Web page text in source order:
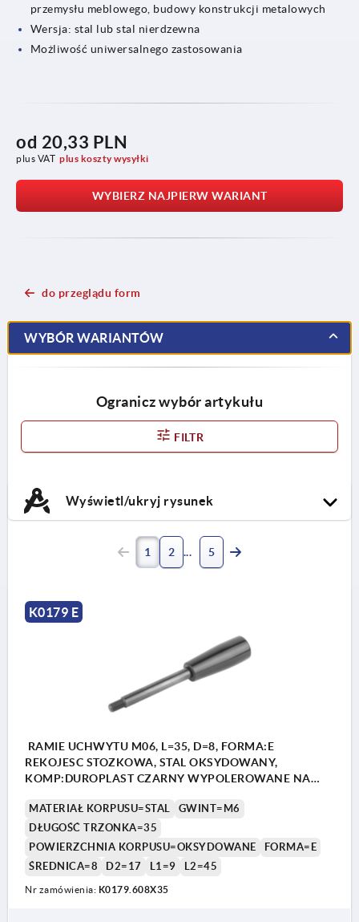
przemysłu meblowego, budowy konstrukcji metalowych
Wersja: stal lub stal nierdzewna
Możliwość uniwersalnego zastosowania
od 20,33 PLN
plus VAT plus koszty wysyłki
WYBIERZ NAJPIERW WARIANT
do przeglądu form
WYBÓR WARIANTÓW
Ogranicz wybór artykułu
FILTR
Wyświetl/ukryj rysunek
1 2 5
K0179 E
RAMIE UCHWYTU M06, L=35, D=8, FORMA:E
REKOJESC STOZKOWA, STAL OKSYDOWANY,
KOMP:DUROPLAST CZARNY WYPOLEROWANE NA
MATERIAŁ KORPUSU=STAL
GWINT=M6
DŁUGOŚĆ TRZONKA=35
POWIERZCHNIA KORPUSU=OKSYDOWANE
FORMA=E
ŚREDNICA=8
D2=17 L1=9 L2=45
Nr zamówienia: K0179.608X35